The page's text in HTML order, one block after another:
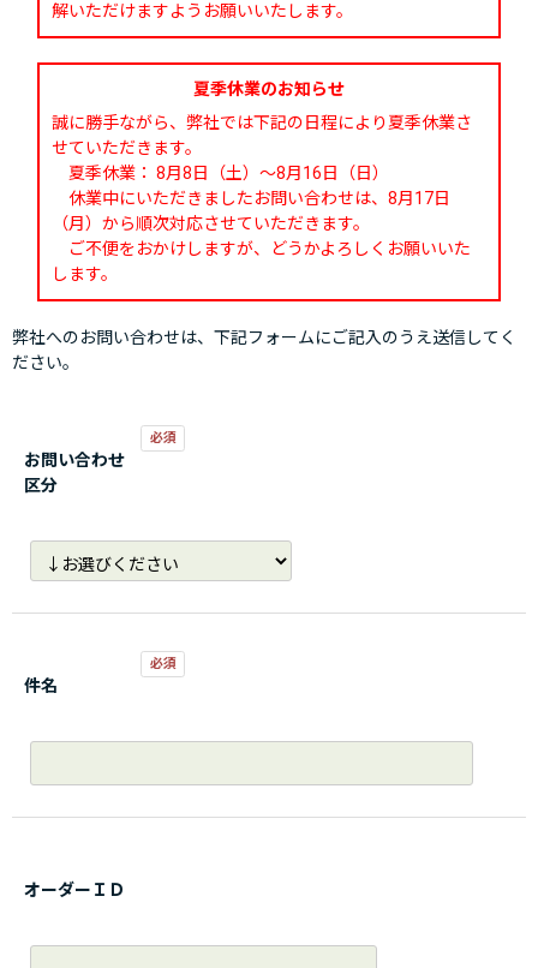
解いただけますようお願いいたします。
夏季休業のお知らせ
誠に勝手ながら、弊社では下記の日程により夏季休業さ
せていただきます。
夏季休業： 8月8日（土）～8月16日（日）
休業中にいただきましたお問い合わせは、8月17日
（月）から順次対応させていただきます。
ご不便をおかけしますが、どうかよろしくお願いいた
します。
弊社へのお問い合わせは、下記フォームにご記入のうえ送信してく
ださい。
お問い合わせ
区分
件名
オーダーＩＤ